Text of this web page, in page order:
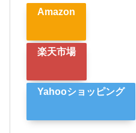
Amazon
楽天市場
Yahooショッピング